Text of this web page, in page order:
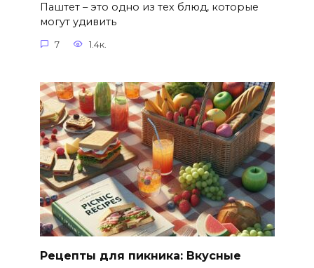
Паштет – это одно из тех блюд, которые
могут удивить
7 1.4к.
Рецепты для пикника: Вкусные